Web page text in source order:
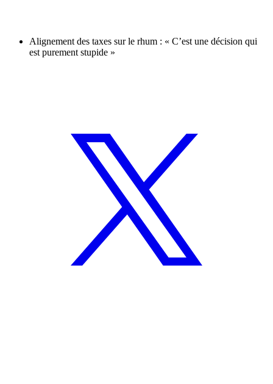
Alignement des taxes sur le rhum : « C’est une décision qui
est purement stupide »